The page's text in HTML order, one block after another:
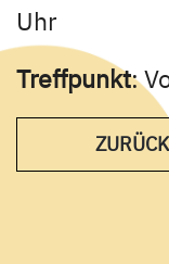
Uhr
Treffpunkt:
ZURÜCK